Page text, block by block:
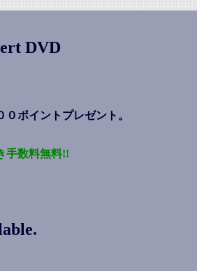
DVD
０ポイントプレゼント 。
手数料無料!!